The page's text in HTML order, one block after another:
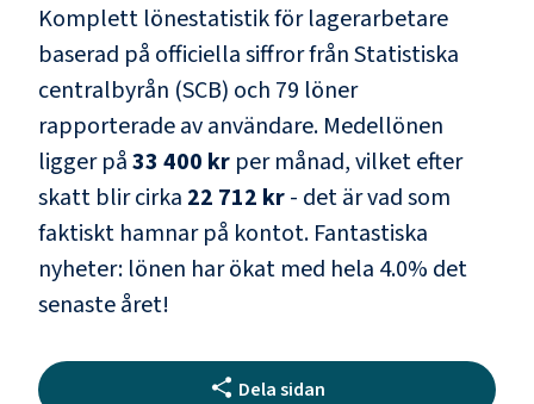
Komplett lönestatistik förlagerarbetare
baserad på officiella siffror från Statistiska
centralbyrån (SCB) och 79 löner
rapporterade av användare. Medellönen
ligger på33 400 kr per månad, vilket efter
skatt blir cirka 22 712 kr- det är vad som
faktiskt hamnar på kontot. Fantastiska
nyheter: lönen har ökat med hela 4.0% det
senaste året!
Dela sidan